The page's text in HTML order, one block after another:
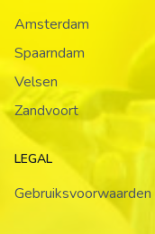
Amsterdam
Spaarndam
Velsen
Zandvoort
LEGAL
Gebruiksvoorwaarden